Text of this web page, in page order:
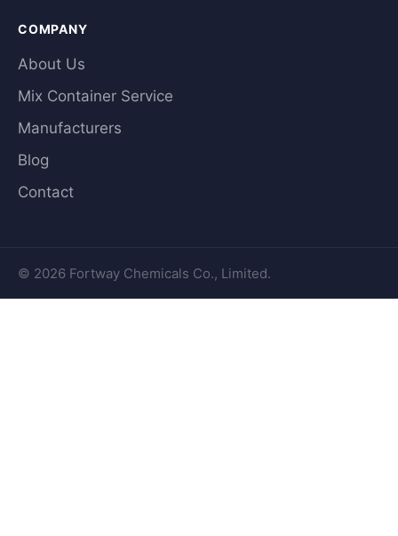
COMPANY
About Us
Mix Container Service
Manufacturers
Blog
Contact
© 2026 Fortway Chemicals Co., Limited.